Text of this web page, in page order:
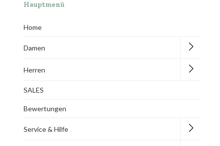
Hauptmenü
Home
Damen
Herren
SALES
Bewertungen
Service & Hilfe